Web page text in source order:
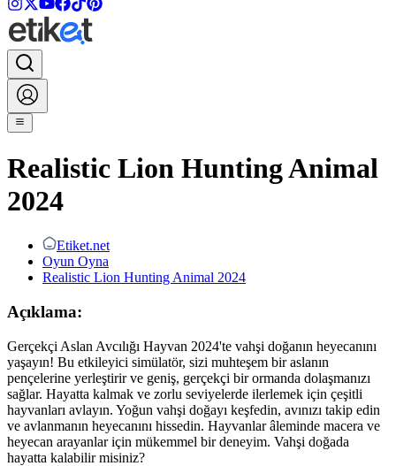
Realistic Lion Hunting Animal
2024
Etiket.net
Oyun Oyna
Realistic Lion Hunting Animal 2024
Açıklama:
Gerçekçi Aslan Avcılığı Hayvan 2024'te vahşi doğanın heyecanını
yaşayın! Bu etkileyici simülatör, sizi muhteşem bir aslanın
pençelerine yerleştirir ve geniş, gerçekçi bir ormanda dolaşmanızı
sağlar. Hayatta kalmak ve zorlu seviyelerde ilerlemek için çeşitli
hayvanları avlayın. Yoğun vahşi doğayı keşfedin, avınızı takip edin
ve avlanmanın heyecanını hissedin. Hayvanlar âleminde macera ve
heyecan arayanlar için mükemmel bir deneyim. Vahşi doğada
hayatta kalabilir misiniz?